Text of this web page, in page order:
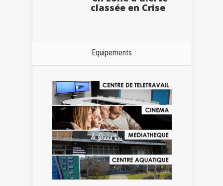
classée en Crise
Equipements